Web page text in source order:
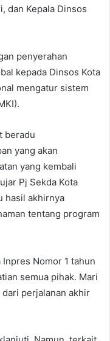
dan Kepala Dinsos
penyerahan
kepada Dinsos Kota
mengatur sistem
beradu
yang akan
yang kembali
Pj Sekda Kota
hasil akhirnya
tentang program
Inpres Nomor 1 tahun
semua pihak. Mari
perjalanan akhir